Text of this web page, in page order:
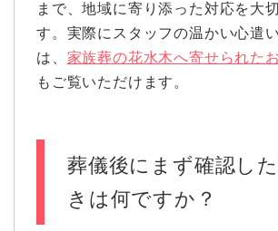
まで、地域に寄り添った対応を大
す。実際にスタッフの温かい心遣
は、 家族葬の花水木へ寄せられた
もご覧いただけます。
葬儀後にまず確認し
きは何ですか？